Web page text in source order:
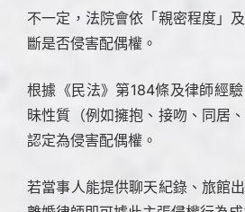
不一定，法院會依「親密程度」
斷是否侵害配偶權。
根據《民法》第184條及律師經
昧性質（例如擁抱、接吻、同居
認定為侵害配偶權。
若當事人能提供聊天紀錄、旅館